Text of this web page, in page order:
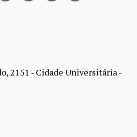
2151 - Cidade Universitária -